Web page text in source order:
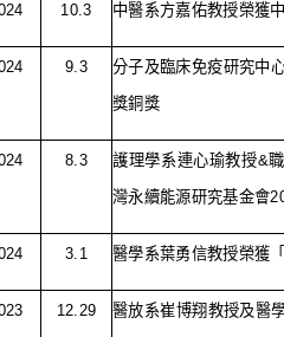
10.3 中醫系方嘉佑教授榮獲
9.3 分子及臨床免疫研究中
獎銅獎
8.3 護理學系連心瑜教授&
灣永續能源研究基金會
3.1 醫學系葉勇信教授榮獲「
12.29 醫放系崔博翔教授及醫